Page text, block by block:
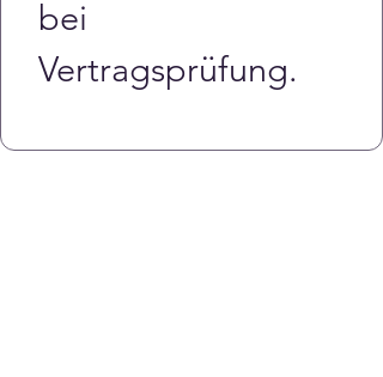
bei
Vertragsprüfung.